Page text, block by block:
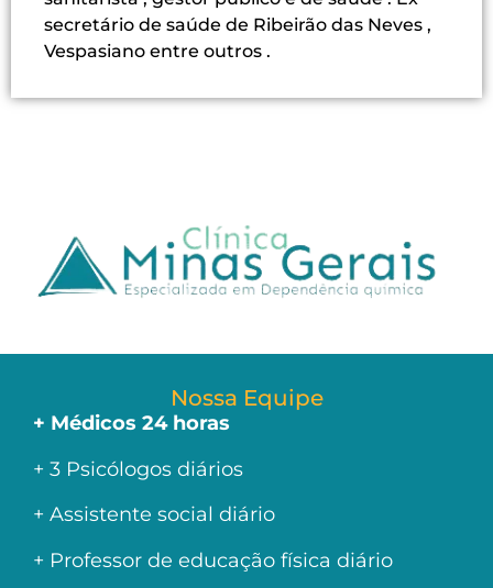
secretário de saúde de Ribeirão das Neves ,
Vespasiano entre outros .
Nossa Equipe
+ Médicos 24 horas
+ 3 Psicólogos diários
+ Assistente social diário
+ Professor de educação física diário